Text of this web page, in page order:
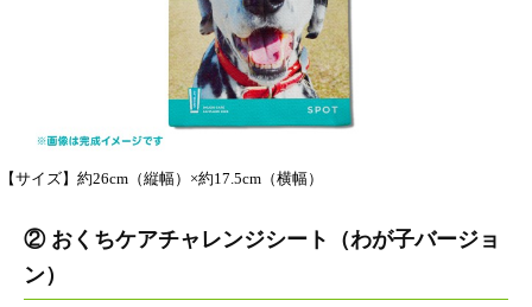
【サイズ】約26cm（縦幅）×約17.5cm（横幅）
② おくちケアチャレンジシート（わが子バージョ
ン）